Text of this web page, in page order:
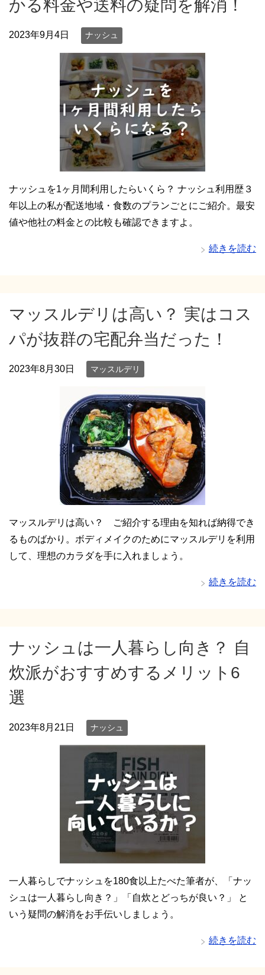
かる料金や送料の疑問を解消！
2023年9月4日 ナッシュ
ナッシュを1ヶ月間利用したらいくら？ ナッシュ利用歴３
年以上の私が配送地域・食数のプランごとにご紹介。最安
値や他社の料金との比較も確認できますよ。
続きを読む
マッスルデリは高い？ 実はコス
パが抜群の宅配弁当だった！
2023年8月30日 マッスルデリ
マッスルデリは高い？ ご紹介する理由を知れば納得でき
るものばかり。ボディメイクのためにマッスルデリを利用
して、理想のカラダを手に入れましょう。
続きを読む
ナッシュは一人暮らし向き？ 自
炊派がおすすめするメリット6
選
2023年8月21日 ナッシュ
一人暮らしでナッシュを180食以上たべた筆者が、「ナッ
シュは一人暮らし向き？」「自炊とどっちが良い？」 と
いう疑問の解消をお手伝いしましょう。
続きを読む